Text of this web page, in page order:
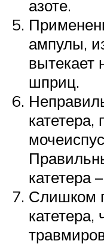
азоте.
ампулы,
вытекает
шприц.
катетера,
катетера
Слишком
катетера,